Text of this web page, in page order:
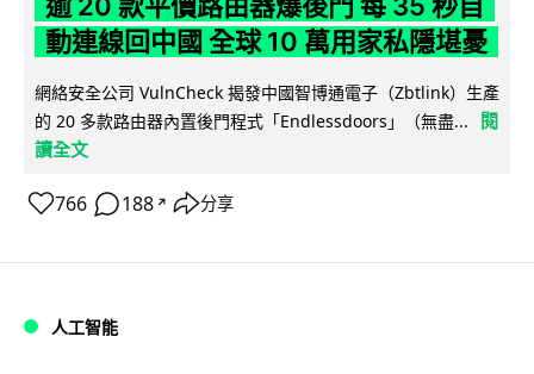
逾 20 款平價路由器爆後門 每 35 秒自
動連線回中國 全球 10 萬用家私隱堪憂
網絡安全公司 VulnCheck 揭發中國智博通電子（Zbtlink）生產
的 20 多款路由器內置後門程式「Endlessdoors」（無盡...
閱
讀全文
766 188 ↗ 分享
人工智能